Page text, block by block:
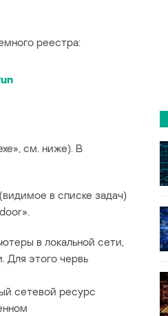
реестра:
см. ниже). В
в списке задач)
в локальной сети,
Для этого червь
сетевой ресурс